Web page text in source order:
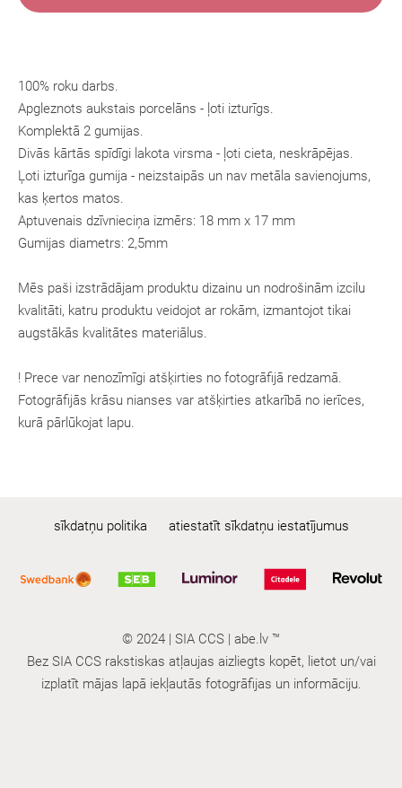
100% roku darbs.
Apgleznots aukstais porcelāns - ļoti izturīgs.
Komplektā 2 gumijas.
Divās kārtās spīdīgi lakota virsma - ļoti cieta, neskrāpējas.
Ļoti izturīga gumija - neizstaipās un nav metāla savienojums,
kas ķertos matos.
Aptuvenais dzīvnieciņa izmērs: 18 mm x 17 mm
Gumijas diametrs: 2,5mm
Mēs paši izstrādājam produktu dizainu un nodrošinām izcilu
kvalitāti, katru produktu veidojot ar rokām, izmantojot tikai
augstākās kvalitātes materiālus.
! Prece var nenozīmīgi atšķirties no fotogrāfijā redzamā.
Fotogrāfijās krāsu nianses var atšķirties atkarībā no ierīces,
kurā pārlūkojat lapu.
sīkdatņu politika atiestatīt sīkdatņu iestatījumus
© 2024 | SIA CCS | abe.lv ™
Bez SIA CCS rakstiskas atļaujas aizliegts kopēt, lietot un/vai
izplatīt mājas lapā iekļautās fotogrāfijas un informāciju.